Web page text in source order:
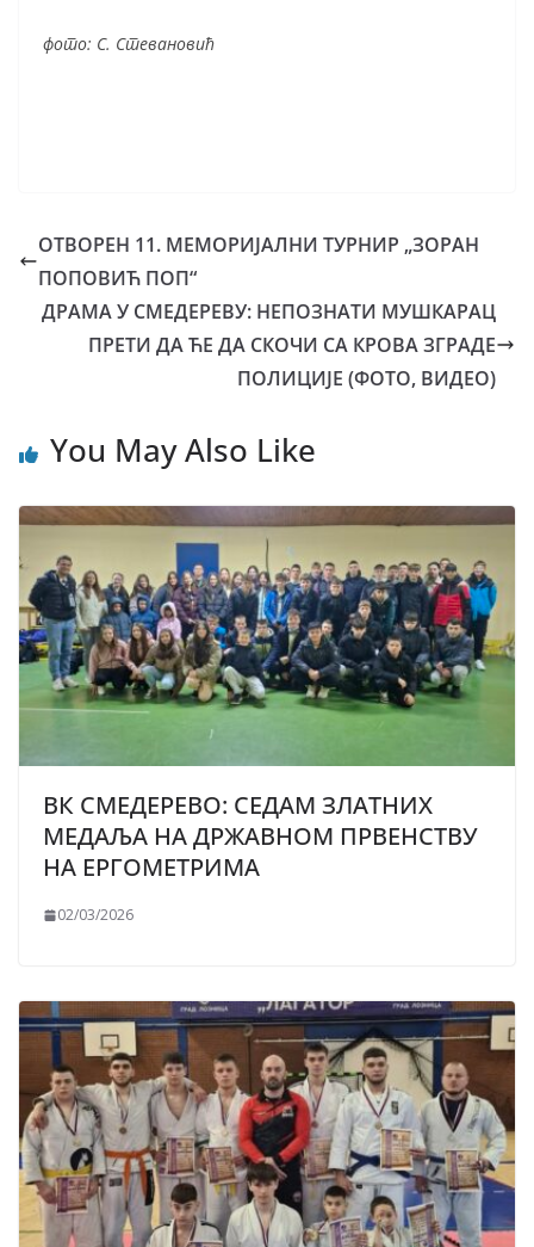
фото: С. Стевановић
ОТВОРЕН 11. МЕМОРИЈАЛНИ ТУРНИР „ЗОРАН
ПОПОВИЋ ПОП“
ДРАМА У СМЕДЕРЕВУ: НЕПОЗНАТИ МУШКАРАЦ
ПРЕТИ ДА ЋЕ ДА СКОЧИ СА КРОВА ЗГРАДЕ
ПОЛИЦИЈЕ (ФОТО, ВИДЕО)
You May Also Like
ВК СМЕДЕРЕВО: СЕДАМ ЗЛАТНИХ
МЕДАЉА НА ДРЖАВНОМ ПРВЕНСТВУ
НА ЕРГОМЕТРИМА
02/03/2026